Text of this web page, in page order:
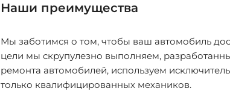
Наши преимущества
Мы заботимся о том, чтобы ваш автомобиль
цели мы скрупулезно выполняем,
ремонта автомобилей, используем
только квалифицированных механиков.